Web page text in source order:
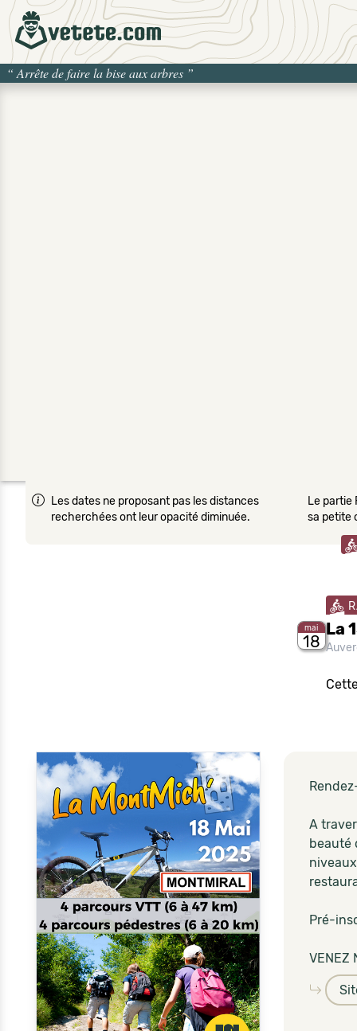
“ Arrête de faire la bise aux arbres ”
Les dates ne proposant pas les distances
recherchées ont leur opacité diminuée.
Le partie
sa petite
mai
18
La
A
beauté
Pré-
VENEZ